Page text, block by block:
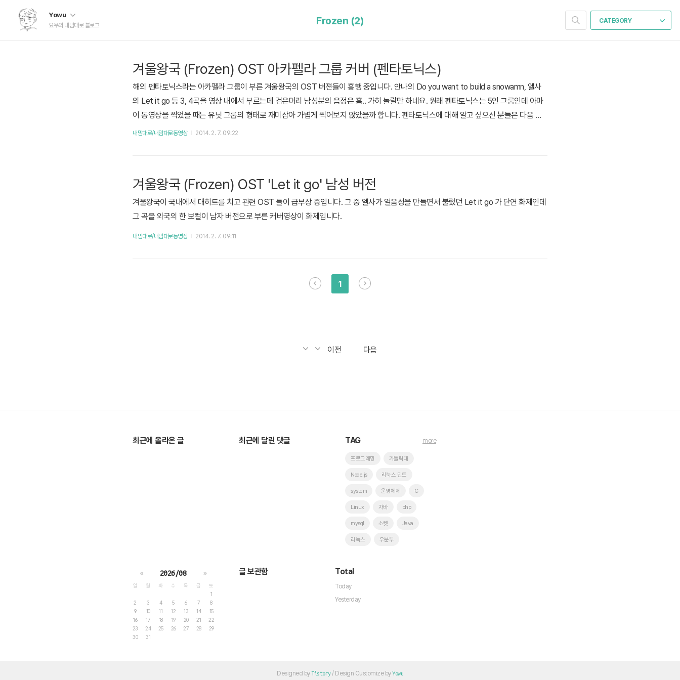
Yowu
요우의 내맘대로 블로그
CATEGORY
Frozen (2)
겨울왕국 (Frozen) OST 아카펠라 그룹 커버 (펜타토닉스)
해외 펜타토닉스라는 아카펠라 그룹이 부른 겨울왕국의 OST 버젼들이 흥행 중입니다. 안나의 Do you want to build a snowamn, 엘사
의 Let it go 등 3, 4곡을 영상 내에서 부르는데 검은머리 남성분의 음정은 흠.. 가히 놀랄만 하네요. 원래 펜타토닉스는 5인 그룹인데 아마
이 동영상을 찍었을 때는 유닛 그룹의 형태로 재미삼아 가볍게 찍어보지 않았을까 합니다. 펜타토닉스에 대해 알고 싶으신 분들은 다음 사
이트들을 참조해 주세요 펜타토닉스 공식 사이트펜타토닉스 위키백과(KO)펜타토닉스 유투브 채널펜타토닉스 페이스북펜타토닉스 트위
내맘대로/내맘대로동영상 2014. 2. 7. 09:22
겨울왕국 (Frozen) OST 'Let it go' 남성 버전
겨울왕국이 국내에서 대히트를 치고 관련 OST 들이 급부상 중입니다. 그 중 엘사가 얼음성을 만들면서 불렀던 Let it go 가 단연 화제인데
그 곡을 외국의 한 보컬이 남자 버전으로 부른 커버영상이 화제입니다.
내맘대로/내맘대로동영상 2014. 2. 7. 09:11
1
이전 다음
최근에 올라온 글 최근에 달린 댓글 TAG
프로그래밍 가톨릭대
Node.js 리눅스 민트
system 운영체제 C
Linux 자바 php
mysql 소켓 Java
리눅스 우분투
more
« 2026/08 »
일 월 화 수 목 금
토
1
2
3 4 5 6 7
8
9
10 11 12 13 14
15
16
17 18 19 20 21
22
23
24 25 26 27 28
29
30
31
글 보관함 Total
Today
Yesterday
Designed by Tistory/ Design Customize byYowu